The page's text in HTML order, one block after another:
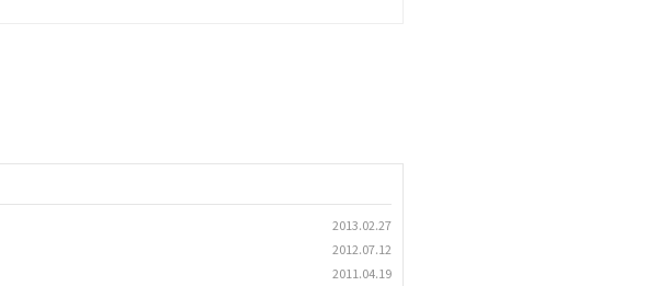
2013.02.27
2012.07.12
2011.04.19